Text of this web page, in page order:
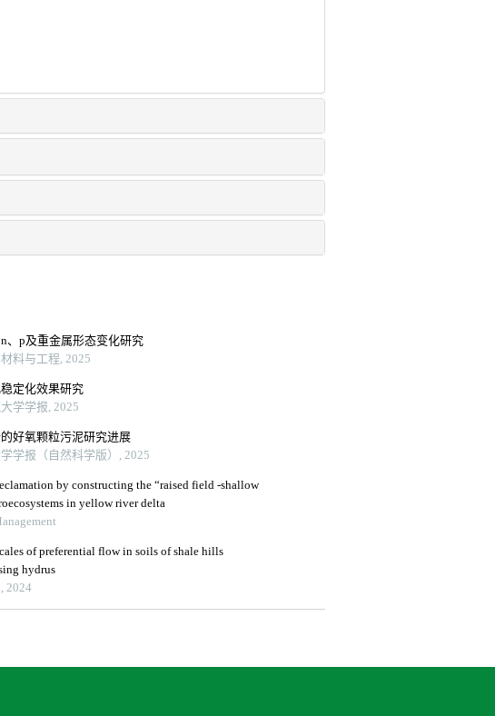
、p及重金属形态变化研究
料与工程, 2025
定化效果研究
学学报, 2025
好氧颗粒污泥研究进展
学报（自然科学版）, 2025
by constructing the “raised field -shallow
in yellow river delta
of preferential flow in soils of shale hills
hydrus
2024